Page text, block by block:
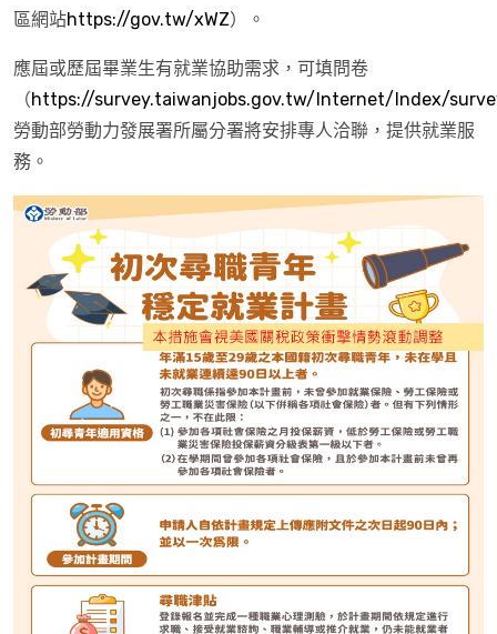
區網站https://gov.tw/xWZ）。
應屆或歷屆畢業生有就業協助需求，可填問卷
（https://survey.taiwanjobs.gov.tw/Internet/Index/
勞動部勞動力發展署所屬分署將安排專人洽聯，提供就業服
務。